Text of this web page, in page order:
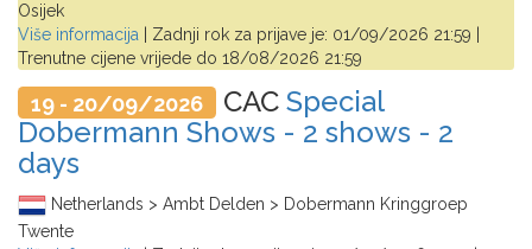
Osijek
Više informacija
| Zadnji rok za prijave je: 01/09/2026 21:59
Trenutne cijene vrijede do 18/08/2026 21:59
19 - 20/09/2026 CAC Special
Dobermann Shows - 2 shows - 2
days
Netherlands > Ambt Delden > Dobermann Kringgroep
Twente